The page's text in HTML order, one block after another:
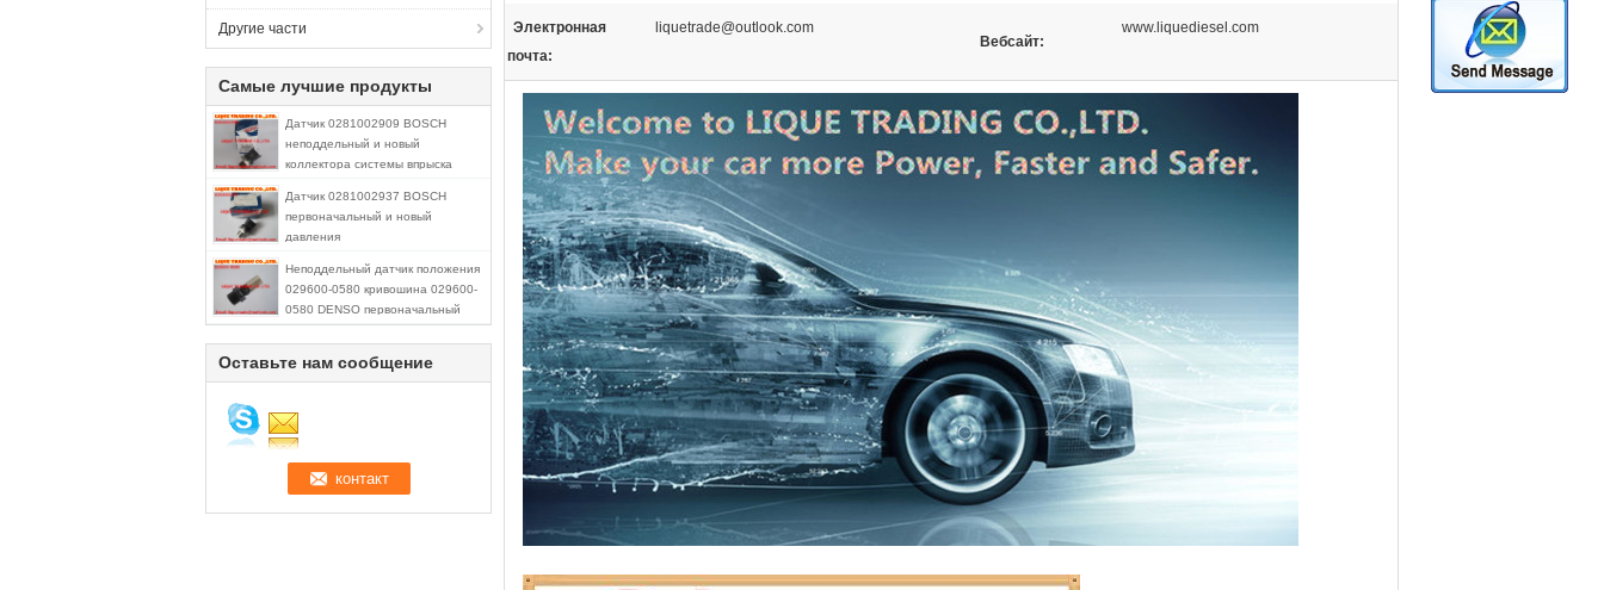
Другие части
Самые лучшие продукты
Датчик 0281002909 BOSCH
неподдельный и новый
коллектора системы впрыска
940780670024, ВЕЗДЕХОД
STC4768
Датчик 0281002937 BOSCH
первоначальный и новый
давления
Неподдельный датчик положения
029600-0580 кривошина 029600-
0580 DENSO первоначальный
Оставьте нам сообщение
Электронная
почта:
liquetrade@outlook.com
Вебсайт:
www.liquediesel.com